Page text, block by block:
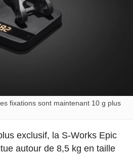
fixations sont maintenant 10 g plus
exclusif, la S-Works Epic
autour de 8,5 kg en taille